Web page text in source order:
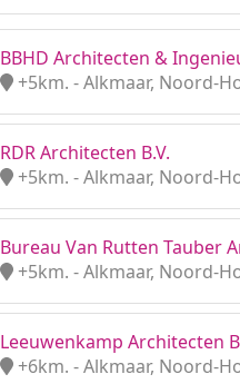
BBHD Architecten &
+5km. - Alkmaar, Noord-
RDR Architecten B.V.
+5km. - Alkmaar, Noord-
Bureau Van Rutten Tauber
+5km. - Alkmaar, Noord-
Leeuwenkamp Architecten
+6km. - Alkmaar, Noord-